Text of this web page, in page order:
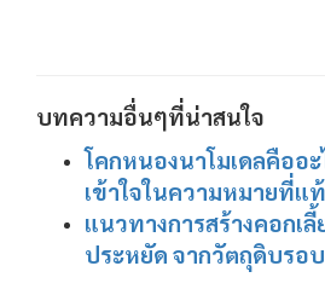
บทความอื่นๆที่น่าสนใจ
โคกหนองนาโมเดลคืออ
เข้าใจในความหมายที่แ
แนวทางการสร้างคอกเ
ประหยัด จากวัตถุดิบรอ